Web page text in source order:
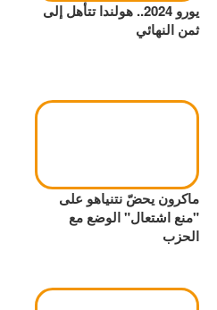
يورو 2024.. هولندا تتأهل إلى
ثمن النهائي
ماكرون يحضّ نتنياهو على
"منع اشتعال" الوضع مع
الحزب